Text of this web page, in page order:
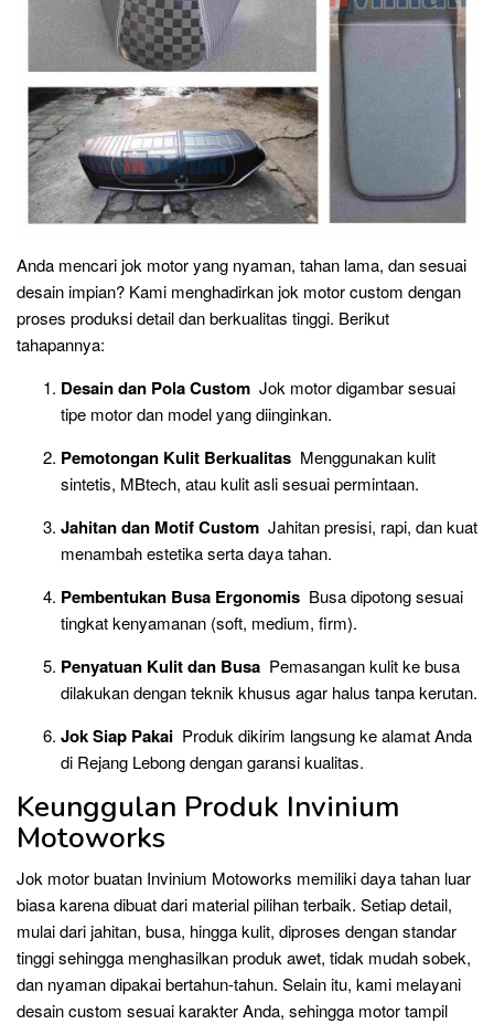
Anda mencari jok motor yang nyaman, tahan lama, dan sesuai
desain impian? Kami menghadirkan jok motor custom dengan
proses produksi detail dan berkualitas tinggi. Berikut
tahapannya:
Desain dan Pola Custom Jok motor digambar sesuai
tipe motor dan model yang diinginkan.
Pemotongan Kulit Berkualitas Menggunakan kulit
sintetis, MBtech, atau kulit asli sesuai permintaan.
Jahitan dan Motif Custom Jahitan presisi, rapi, dan kuat
menambah estetika serta daya tahan.
Pembentukan Busa Ergonomis Busa dipotong sesuai
tingkat kenyamanan (soft, medium, firm).
Penyatuan Kulit dan Busa Pemasangan kulit ke busa
dilakukan dengan teknik khusus agar halus tanpa kerutan.
Jok Siap Pakai Produk dikirim langsung ke alamat Anda
di Rejang Lebong dengan garansi kualitas.
Keunggulan Produk Invinium
Motoworks
Jok motor buatan Invinium Motoworks memiliki daya tahan luar
biasa karena dibuat dari material pilihan terbaik. Setiap detail,
mulai dari jahitan, busa, hingga kulit, diproses dengan standar
tinggi sehingga menghasilkan produk awet, tidak mudah sobek,
dan nyaman dipakai bertahun-tahun. Selain itu, kami melayani
desain custom sesuai karakter Anda, sehingga motor tampil